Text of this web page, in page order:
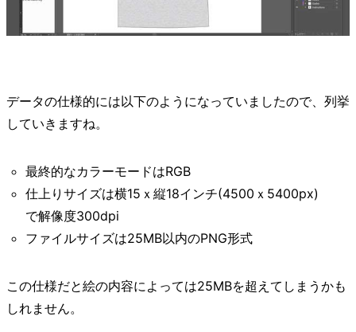
データの仕様的には以下のようになっていましたので、列挙
していきますね。
最終的なカラーモードはRGB
仕上りサイズは横15ｘ縦18インチ(4500ｘ5400px)
で解像度300dpi
ファイルサイズは25MB以内のPNG形式
この仕様だと絵の内容によっては25MBを超えてしまうかも
しれません。